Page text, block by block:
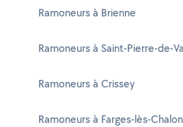
Ramoneurs à Brienne
Ramoneurs à Saint-Pierre-de-
Ramoneurs à Crissey
Ramoneurs à Farges-lès-Chalon